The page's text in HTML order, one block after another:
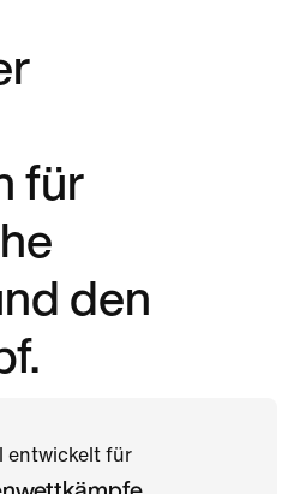
für
den
entwickelt für